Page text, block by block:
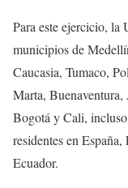
Para este ejercicio, la
municipios de
Caucasia, Tumaco,
Marta,
Bogotá y Cali,
residentes en
Ecuador.